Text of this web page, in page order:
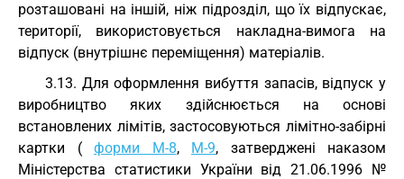
розташовані на іншій, ніж підрозділ, що їх відпускає,
території, використовується накладна-вимога на
відпуск (внутрішнє переміщення) матеріалів.
3.13. Для оформлення вибуття запасів, відпуск у
виробництво яких здійснюється на основі
встановлених лімітів, застосовуються лімітно-забірні
картки ( форми М-8, М-9, затверджені наказом
Міністерства статистики України від 21.06.1996 №